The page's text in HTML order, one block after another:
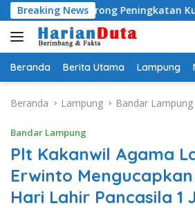
Langsung
ke
konten
Breaking News
Dorong Peningkatan Kualitas
Beranda Berita Utama Lampung
Beranda Lampung Bandar Lampung
Bandar Lampung
Plt Kakanwil Agama
Erwinto
Hari Lahir Pancasila 1